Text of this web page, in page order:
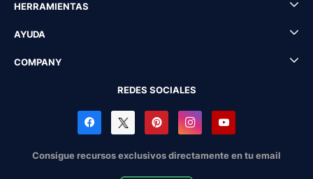
HERRAMIENTAS
AYUDA
COMPANY
REDES SOCIALES
Consigue recursos exclusivos directamente en tu email